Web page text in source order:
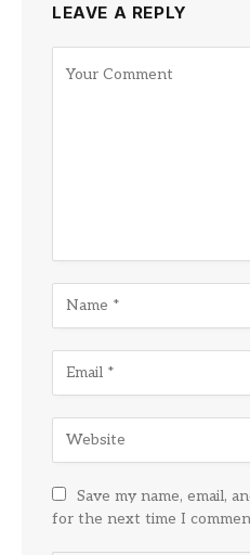
LEAVE A REPLY
Save my name, email,
for the next time I